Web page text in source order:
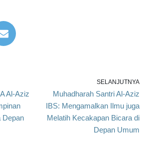
Al-Aziz
Depan
SELANJUTNYA
Muhadharah Santri Al-Aziz
IBS: Mengamalkan Ilmu juga
Melatih Kecakapan Bicara di
Depan Umum